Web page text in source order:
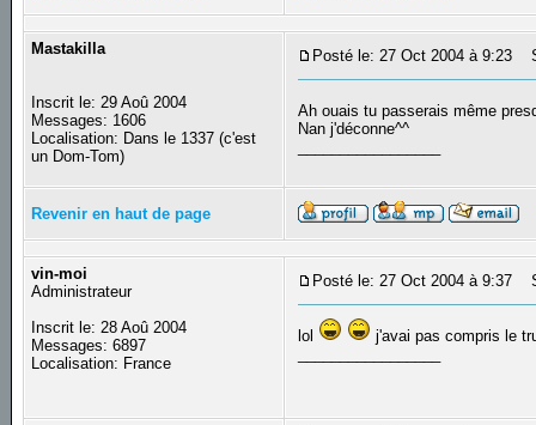
Mastakilla
Inscrit le: 29 Aoû 2004
Messages: 1606
Localisation: Dans le 1337 (c'est
un Dom-Tom)
Posté le: 27 Oct 2004 à 9:23
Ah ouais tu passerais même
Nan j'déconne^^
Revenir en haut de page
vin-moi
Administrateur
Inscrit le: 28 Aoû 2004
Messages: 6897
Localisation: France
Posté le: 27 Oct 2004 à 9:37
lol
j'avai pas compris le